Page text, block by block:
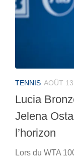
TENNIS AOÛT
Lucia
Jelena
l’horizon
Lors du WTA